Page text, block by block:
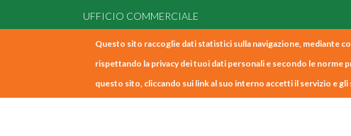
UFFICIO COMMERCIALE
(solo su appuntamento)
Questo sito raccoglie dati statistici sulla navigazione, mediante
rispettando la privacy dei tuoi dati personali e secondo le norme
questo sito, cliccando sui link al suo interno accetti il servizio e